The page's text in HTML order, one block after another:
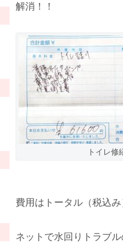
解消！！
トイレ修
費用はトータル（税込
ネットで水回りトラブ